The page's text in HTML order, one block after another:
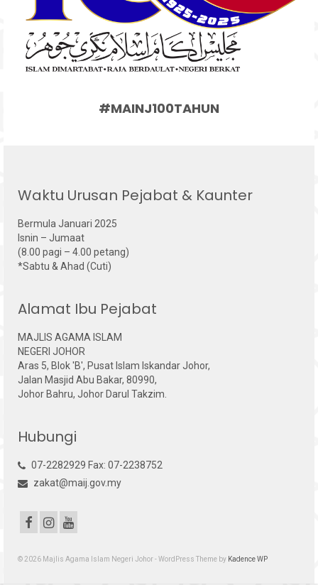
#MAINJ100TAHUN
Waktu Urusan Pejabat & Kaunter
Bermula Januari 2025
Isnin – Jumaat
(8.00 pagi – 4.00 petang)
*Sabtu & Ahad (Cuti)
Alamat Ibu Pejabat
MAJLIS AGAMA ISLAM
NEGERI JOHOR
Aras 5, Blok 'B', Pusat Islam Iskandar Johor,
Jalan Masjid Abu Bakar, 80990,
Johor Bahru, Johor Darul Takzim.
Hubungi
07-2282929 Fax: 07-2238752
zakat@maij.gov.my
© 2026 Majlis Agama Islam Negeri Johor - WordPress Theme by Kadence WP